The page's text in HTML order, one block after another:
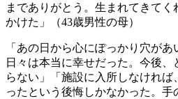
までありがとう。生まれてきて
かけた」（43歳男性の母）
「あの日から心にぽっかり穴が
日々は本当に幸せだった。今後
らない」「施設に入所しなけれ
ったという後悔しかなかった。